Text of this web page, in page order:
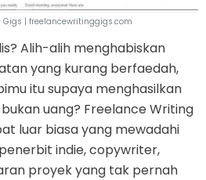
Gigs | freelancewritinggigs.com
Alih-alih menghabiskan
yang kurang berfaedah,
itu supaya menghasilkan
uang? Freelance Writing
luar biasa yang mewadahi
indie, copywriter,
proyek yang tak pernah